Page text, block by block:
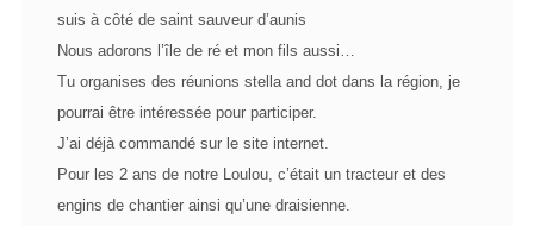
suis à côté de saint sauveur d’aunis
Nous adorons l’île de ré et mon fils aussi…
Tu organises des réunions stella and dot dans la région, je
pourrai être intéressée pour participer.
J’ai déjà commandé sur le site internet.
Pour les 2 ans de notre Loulou, c’était un tracteur et des
engins de chantier ainsi qu’une draisienne.